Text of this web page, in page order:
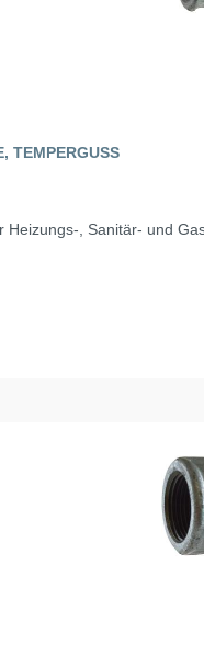
TEMPERGUSS
, Sanitär- und